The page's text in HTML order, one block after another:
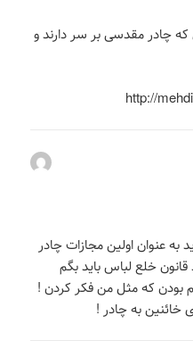
که چادر مقدسی بر سر دارند و
http://
به عنوان اولین مجازات چادر
خلع لباس باید بگم
بودن که مثل من فکر کردن !
خائنین به چادر !